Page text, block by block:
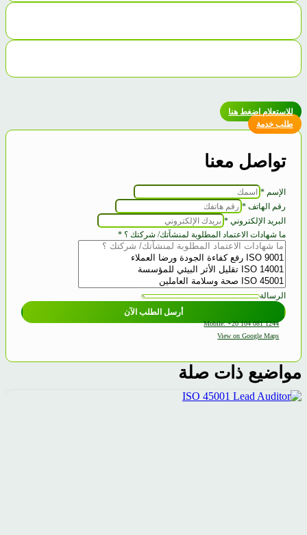
للاستعلام اضغط هنا
طلب خدمة
تواصل معنا
الإسم *
رقم الهاتف *
البريد الإلكتروني *
الهاتف
شركتك
شهادات
ما شهادات الاعتماد المطلوبة لمنشآتك/ شركتك ؟ *
الرسالة
أرسل الطلب الآن
Mobile: +20 104 081 1244
View on Google Maps
مواضيع ذات صلة